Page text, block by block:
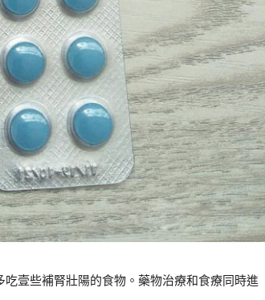
吃壹些補腎壯陽的食物。藥物治療和食療同時進